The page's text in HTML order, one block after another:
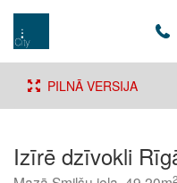
PILNĀ VERSIJA
Izīrē dzīvokli
2